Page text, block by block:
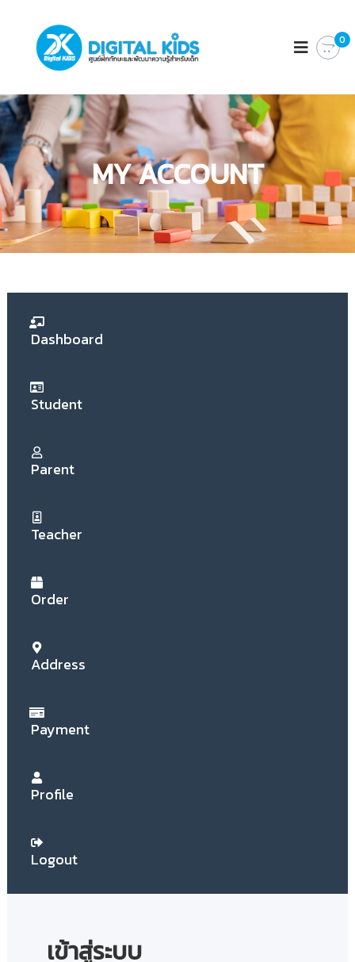
T
A
L
K
I
D
S
ทั
ก
ษ
ะ
แ
ล
ะ
ฒ
น
า
ค
ม
0
MY ACCOUNT
Dashboard
Student
Parent
Teacher
Order
Address
Payment
Profile
Logout
เข้าสู่ระบบ